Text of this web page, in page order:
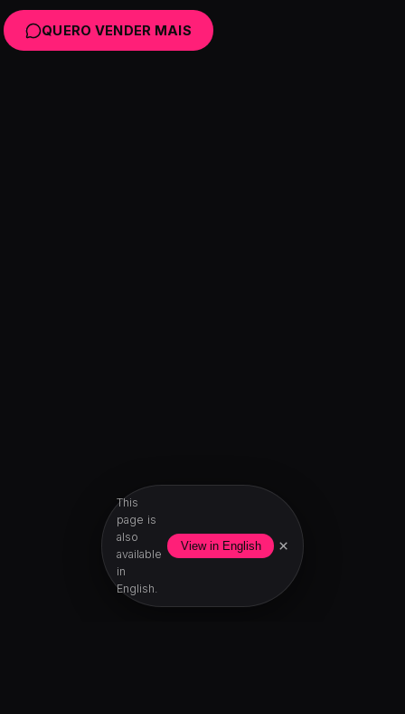
This
page is
also
available
in
English.
View in English ×
QUERO VENDER MAIS